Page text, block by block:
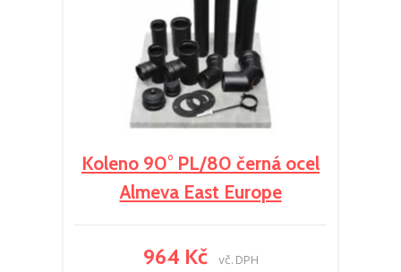
Koleno 90° PL/80 černá ocel
Almeva East Europe
964 Kč vč. DPH